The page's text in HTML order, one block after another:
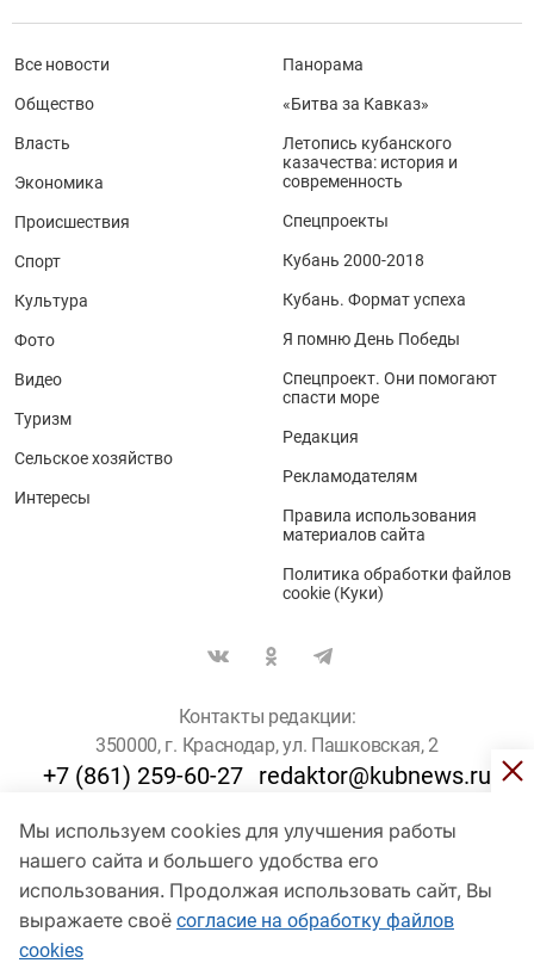
Мы используем cookies для улучшения работы
нашего сайта и большего удобства его
использования. Продолжая использовать сайт, Вы
выражаете своё согласие на обработку файлов
cookies
Все новости
Общество
Власть
Экономика
Происшествия
Спорт
Культура
Фото
Видео
Туризм
Сельское хозяйство
Интересы
Панорама
«Битва за Кавказ»
Летопись кубанского
казачества: история и
современность
Спецпроекты
Кубань 2000-2018
Кубань. Формат успеха
Я помню День Победы
Спецпроект. Они помогают
спасти море
Редакция
Рекламодателям
Правила использования
материалов сайта
Политика обработки файлов
cookie (Куки)
Контакты редакции:
350000, г. Краснодар, ул. Пашковская, 2
+7 (861) 259-60-27 redaktor@kubnews.ru
Для пользователей старше 16 лет
© Кубанские Новости, 2017
Сетевое издание «kubnews» зарегистрировано Федеральной
службой по надзору в сфере связи, информационных технологий
и массовых коммуникаций (Роскомнадзор). Регистрационный